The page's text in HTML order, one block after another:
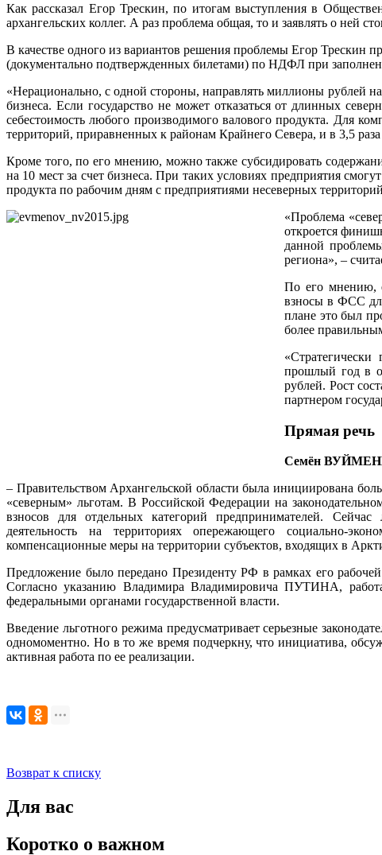
Как рассказал Егор Трескин, по итогам выступления в
архангельских коллег. А раз проблема общая, то и заявлять о ней
В качестве одного из вариантов решения проблемы Егор Трескин
(документально подтвержденных билетами) по НДФЛ при
«Нерационально, с одной стороны, направлять миллионы рублей
бизнеса. Если государство не может отказаться от длинных
себестоимость любого производимого валового продукта. Для
территорий, приравненных к районам Крайнего Севера, и в 3,5
Кроме того, по его мнению, можно также субсидировать
на 10 мест за счет бизнеса. При таких условиях предприятия
продукта по рабочим дням с предприятиями несеверных
«Проблема
откроется
данной
региона», –
По его мнению,
взносы в ФСС
плане это был
более
прошлый год в
рублей. Рост
партнером
Прямая речь
Семён
– Правительством Архангельской области была инициирована
«северным» льготам. В Российской Федерации на
взносов для отдельных категорий предпринимателей.
деятельность на территориях опережающего социально-
компенсационные меры на территории субъектов, входящих в
Предложение было передано Президенту РФ в рамках его
Согласно указанию Владимира Владимировича ПУТИНА,
федеральными органами государственной власти.
Введение льготного режима предусматривает серьезные
одномоментно. Но в то же время подчеркну, что инициатива,
активная работа по ее реализации.
Возврат к списку
Для вас
Коротко о важном